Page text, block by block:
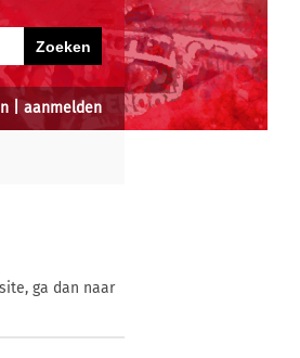
aanmelden
ga dan naar